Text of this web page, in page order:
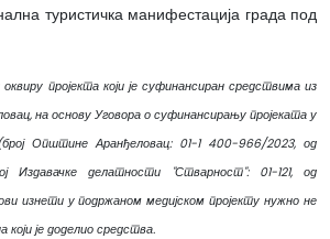
туристичка манифестација града под
пројекта који је суфинансиран средствима из
на основу Уговора о суфинансирању пројеката у
Општине Аранђеловац: 01-1 400-966/2023, од
Издавачке делатности "Стварност": 01-121, од
изнети у подржаном медијском пројекту нужно не
који је доделио средства.